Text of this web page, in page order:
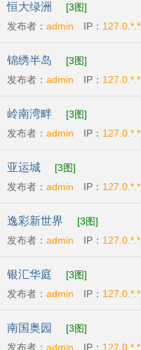
04-23
恒大绿洲
[3图]
发布者： admin IP： 127.0.*.*
锦绣半岛
[3图]
发布者： admin IP： 127.0.*.*
04-07
岭南湾畔
[3图]
发布者： admin IP： 127.0.*.*
亚运城
[3图]
发布者： admin IP： 127.0.*.*
间:2011-04-01
逸彩新世界
[3图]
发布者： admin IP： 127.0.*.*
间:2011-04-16
银汇华庭
[3图]
发布者： admin IP： 127.0.*.*
04-09
南国奥园
[3图]
发布者： admin IP： 127.0.*.*